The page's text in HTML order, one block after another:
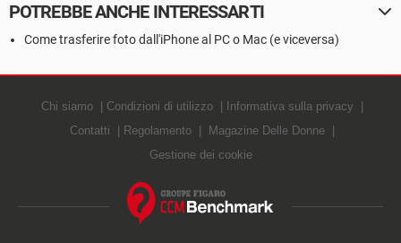
POTREBBE ANCHE INTERESSARTI
Come trasferire foto dall'iPhone al PC o Mac (e viceversa)
Chi siamo Condizioni di utilizzo
Informativa sulla privacy
Contatti
Regolamento
Magazine Delle Donne
Gestione dei cookie